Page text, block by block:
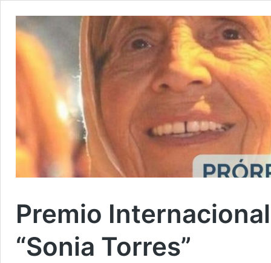
Premio
“Sonia Torres”